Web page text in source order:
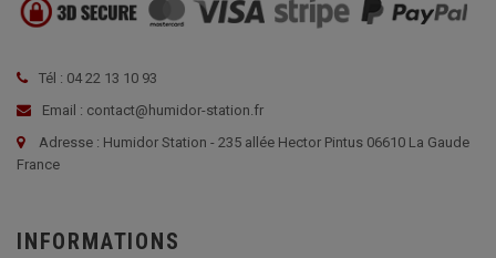
Tél : 04 22 13 10 93
Email : contact@humidor-station.fr
Adresse : Humidor Station - 235 allée Hector Pintus 06610 La Gaude
France
INFORMATIONS